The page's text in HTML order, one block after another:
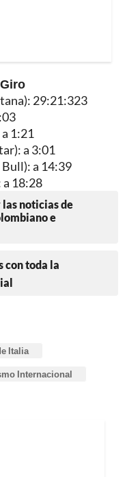
29:21:323
1:21
a 3:01
a 14:39
a 18:28
noticias de
e
con toda la
Italia
Internacional